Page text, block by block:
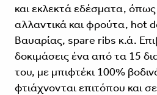
και εκλεκτά εδέσματα,
αλλαντικά και φρούτα, hot
Βαυαρίας, spare ribs κ.ά.
δοκιμά­σεις ένα από τα 15
του, με μπιφτέκι 100%
φτιάχνονται επιτόπου και